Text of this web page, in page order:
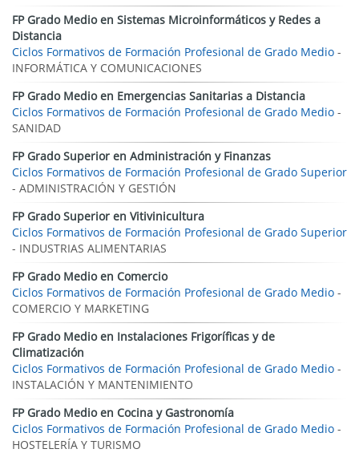
FP Grado Medio en Sistemas Microinformáticos y Redes a
Distancia
Ciclos Formativos de Formación Profesional de Grado Medio -
INFORMÁTICA Y COMUNICACIONES
FP Grado Medio en Emergencias Sanitarias a Distancia
Ciclos Formativos de Formación Profesional de Grado Medio -
SANIDAD
FP Grado Superior en Administración y Finanzas
Ciclos Formativos de Formación Profesional de Grado Superior
- ADMINISTRACIÓN Y GESTIÓN
FP Grado Superior en Vitivinicultura
Ciclos Formativos de Formación Profesional de Grado Superior
- INDUSTRIAS ALIMENTARIAS
FP Grado Medio en Comercio
Ciclos Formativos de Formación Profesional de Grado Medio -
COMERCIO Y MARKETING
FP Grado Medio en Instalaciones Frigoríficas y de
Climatización
Ciclos Formativos de Formación Profesional de Grado Medio -
INSTALACIÓN Y MANTENIMIENTO
FP Grado Medio en Cocina y Gastronomía
Ciclos Formativos de Formación Profesional de Grado Medio -
HOSTELERÍA Y TURISMO